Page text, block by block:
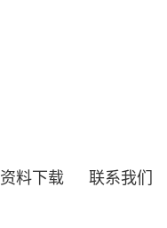
资料下载 联系我们